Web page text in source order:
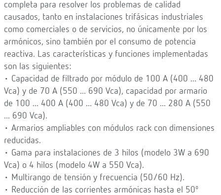
completa para resolver los problemas de calidad
causados, tanto en instalaciones trifásicas industriales
como comerciales o de servicios, no únicamente por los
armónicos, sino también por el consumo de potencia
reactiva. Las características y funciones implementadas
son las siguientes:
• Capacidad de filtrado por módulo de 100 A (400 ... 480
Vca) y de 70 A (550 ... 690 Vca), capacidad por armario
de 100 ... 400 A (400 ... 480 Vca) y de 70 ... 280 A (550
... 690 Vca).
• Armarios ampliables con módulos rack con dimensiones
reducidas.
• Gama para instalaciones de 3 hilos (modelo 3W a 690
Vca) o 4 hilos (modelo 4W a 550 Vca).
• Multirango de tensión y frecuencia (50/60 Hz).
• Reducción de las corrientes armónicas hasta el 50º